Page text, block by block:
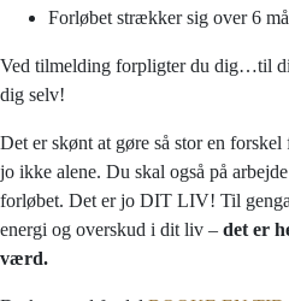
Forløbet strækker sig over 6
Ved tilmelding forpligter du dig…til
dig selv!
Det er skønt at gøre så stor en
jo ikke alene. Du skal også på
forløbet. Det er jo DIT LIV! Til
energi og overskud i dit liv – det er
værd.